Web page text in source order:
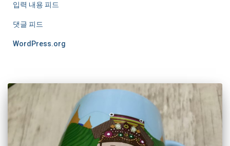
입력 내용 피드
댓글 피드
WordPress.org